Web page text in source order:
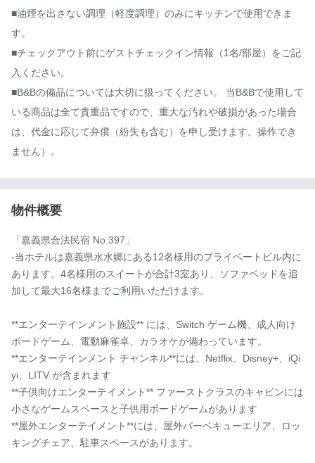
■油煙を出さない調理（軽度調理）のみにキッチンで使用できま
す。
■チェックアウト前にゲストチェックイン情報（1名/部屋）をご記
入ください。
■B&Bの備品については大切に扱ってください。 当B&Bで使用して
いる商品は全て貴重品ですので、重大な汚れや破損があった場合
は、代金に応じて弁償（紛失も含む）を申し受けます。操作でき
ません）。
物件概要
「嘉義県合法民宿 No.397」
-当ホテルは嘉義県水水郷にある12名様用のプライベートビル内に
あります。4名様用のスイートが合計3室あり、ソファベッドを追
加して最大16名様までご利用いただけます。
**エンターテインメント施設** には、Switch ゲーム機、成人向け
ボードゲーム、電動麻雀卓、カラオケが備わっています。
**エンターテインメント チャンネル**には、Netflix、Disney+、iQi
yi、LITV が含まれます
**子供向けエンターテイメント** ファーストクラスのキャビンには
小さなゲームスペースと子供用ボードゲームがあります
**屋外エンターテイメント**には、屋外バーベキューエリア、ロッ
キングチェア、駐車スペースがあります。